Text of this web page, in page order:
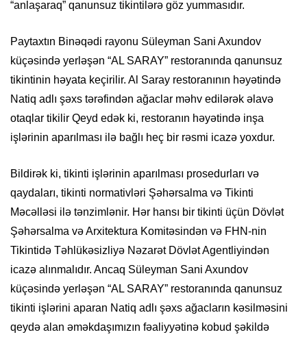
“anlaşaraq” qanunsuz tikintilərə göz yummasıdır.
Paytaxtın Binəqədi rayonu Süleyman Sani Axundov
küçəsində yerləşən “AL SARAY” restoranında qanunsuz
tikintinin həyata keçirilir. Al Saray restoranının həyətində
Natiq adlı şəxs tərəfindən ağaclar məhv edilərək əlavə
otaqlar tikilir Qeyd edək ki, restoranın həyətində inşa
işlərinin aparılması ilə bağlı heç bir rəsmi icazə yoxdur.
Bildirək ki, tikinti işlərinin aparılması prosedurları və
qaydaları, tikinti normativləri Şəhərsalma və Tikinti
Məcəlləsi ilə tənzimlənir. Hər hansı bir tikinti üçün Dövlət
Şəhərsalma və Arxitektura Komitəsindən və FHN-nin
Tikintidə Təhlükəsizliyə Nəzarət Dövlət Agentliyindən
icazə alınmalıdır. Ancaq Süleyman Sani Axundov
küçəsində yerləşən “AL SARAY” restoranında qanunsuz
tikinti işlərini aparan Natiq adlı şəxs ağacların kəsilməsini
qeydə alan əməkdaşımızın fəaliyyətinə kobud şəkildə